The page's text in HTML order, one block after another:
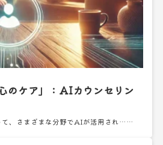
のケア」：AIカウンセリン
て、さまざまな分野でAIが活用され……